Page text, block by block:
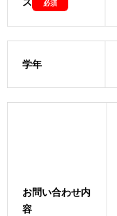
ス 必須
学年
お問い合わせ内
容